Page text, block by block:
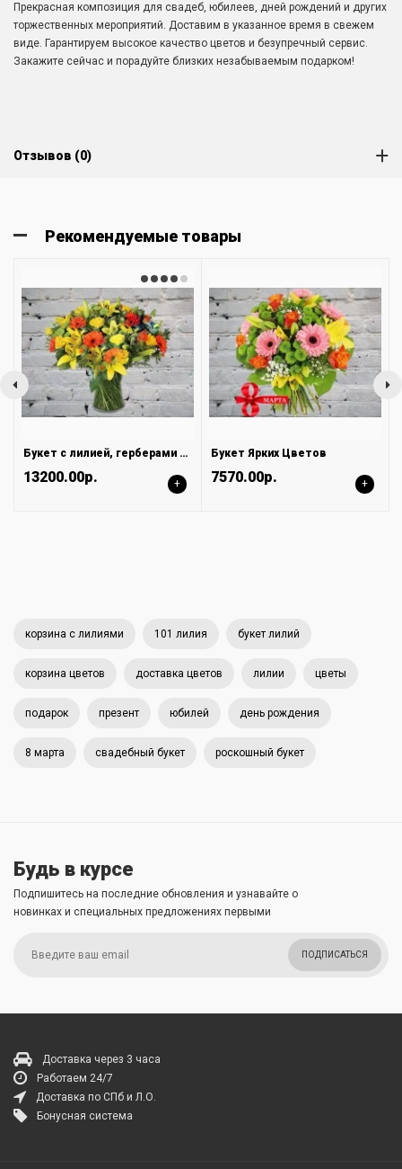
Прекрасная композиция для свадеб, юбилеев, дней рождений и других
торжественных мероприятий. Доставим в указанное время в свежем
виде. Гарантируем высокое качество цветов и безупречный сервис.
Закажите сейчас и порадуйте близких незабываемым подарком!
Отзывов (0)
Рекомендуемые товары
Букет с лилией, герберами и розами
13200.00р. +
Букет Ярких Цветов
7570.00р. +
корзина с лилиями 101 лилия букет лилий
корзина цветов доставка цветов лилии цветы
подарок презент юбилей день рождения
8 марта свадебный букет роскошный букет
Будь в курсе
Подпишитесь на последние обновления и узнавайте о
новинках и специальных предложениях первыми
ПОДПИСАТЬСЯ
Доставка через 3 часа
Работаем 24/7
Доставка по СПб и Л.О.
Бонусная система